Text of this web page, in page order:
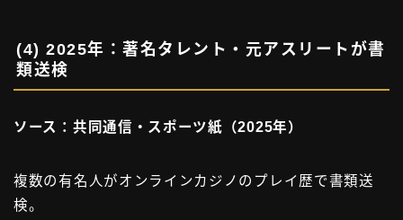
(4) 2025年：著名タレント・元アスリートが書
類送検
ソース：共同通信・スポーツ紙（2025年）
複数の有名人がオンラインカジノのプレイ歴で書類送
検。